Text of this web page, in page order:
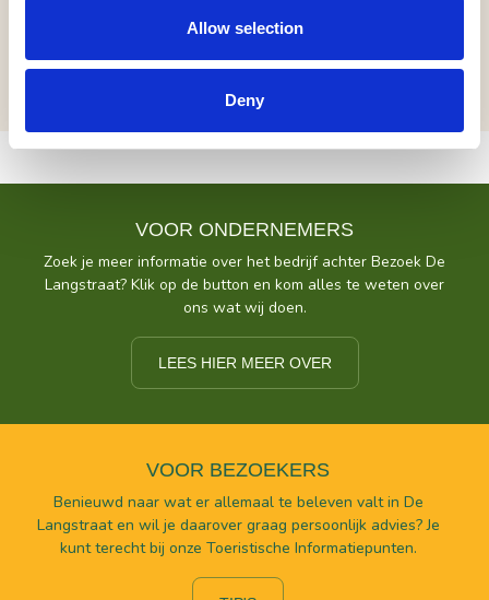
Allow selection
Deny
inclusief (pauze)drankje | geen korting
VOOR ONDERNEMERS
Zoek je meer informatie over het bedrijf achter Bezoek De
Langstraat? Klik op de button en kom alles te weten over
ons wat wij doen.
LEES HIER MEER OVER
VOOR BEZOEKERS
Benieuwd naar wat er allemaal te beleven valt in De
Langstraat en wil je daarover graag persoonlijk advies? Je
kunt terecht bij onze Toeristische Informatiepunten.